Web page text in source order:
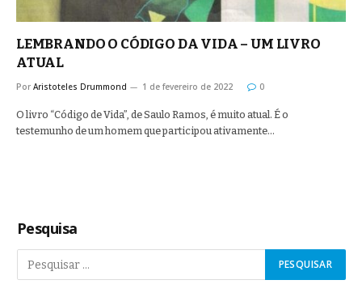
LEMBRANDO O CÓDIGO DA VIDA – UM LIVRO
ATUAL
Por Aristoteles Drummond 1 de fevereiro de 2022 0
O livro “Código de Vida”, de Saulo Ramos, é muito atual. É o
testemunho de um homem que participou ativamente…
Pesquisa